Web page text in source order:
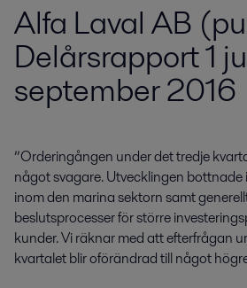
Alfa Laval AB
Delårsrapport 1
september 2016
”Orderingången under det tredje
något svagare. Utvecklingen bottnade
inom den marina sektorn samt
beslutsprocesser för större
kunder. Vi räknar med att efterfrågan
kvartalet blir oförändrad till något